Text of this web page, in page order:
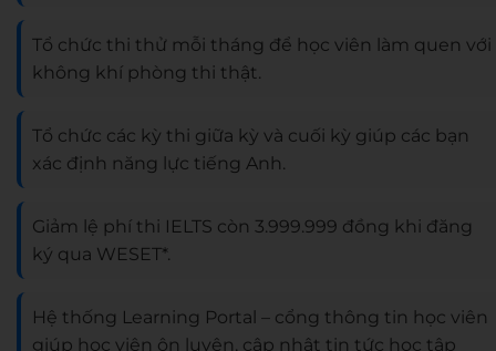
Tổ chức thi thử mỗi tháng để học viên làm quen với
không khí phòng thi thật.
Tổ chức các kỳ thi giữa kỳ và cuối kỳ giúp các bạn
xác định năng lực tiếng Anh.
Giảm lệ phí thi IELTS còn 3.999.999 đồng khi đăng
ký qua WESET*.
Hệ thống Learning Portal – cổng thông tin học viên
giúp học viện ôn luyện, cập nhật tin tức học tập